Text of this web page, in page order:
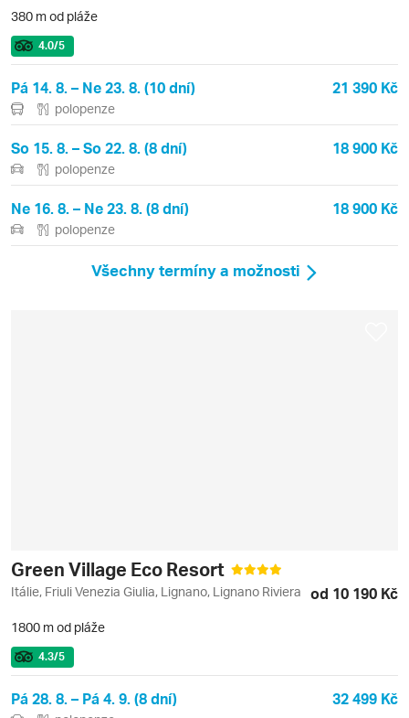
380 m od pláže
4.0/5
Pá 14. 8. – Ne 23. 8. (10 dní) 21 390 Kč
polopenze
So 15. 8. – So 22. 8. (8 dní) 18 900 Kč
polopenze
Ne 16. 8. – Ne 23. 8. (8 dní) 18 900 Kč
polopenze
Všechny termíny a možnosti
Green Village Eco Resort
Itálie, Friuli Venezia Giulia, Lignano, Lignano Riviera od 10 190 Kč
1800 m od pláže
4.3/5
Pá 28. 8. – Pá 4. 9. (8 dní) 32 499 Kč